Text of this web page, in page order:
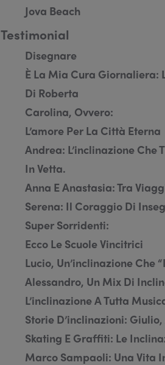
Jova Beach
Testimonial
Disegnare
È La Mia Cura Giornaliera:
Di Roberta
Carolina, Ovvero:
L’amore Per La Città Eterna
Andrea: L’inclinazione Che
In Vetta.
Anna E Anastasia: Tra
Serena: Il Coraggio Di
Super Sorridenti:
Ecco Le Scuole Vincitrici
Lucio, Un’inclinazione Che
Alessandro, Un Mix Di
L’inclinazione A Tutta
Storie D’inclinazioni:
Skating E Graffiti: Le
Marco Sampaoli: Una Vita